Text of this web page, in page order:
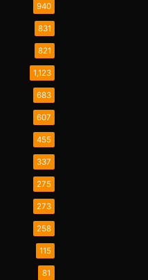
940
831
821
1,123
683
607
455
337
275
273
258
115
81